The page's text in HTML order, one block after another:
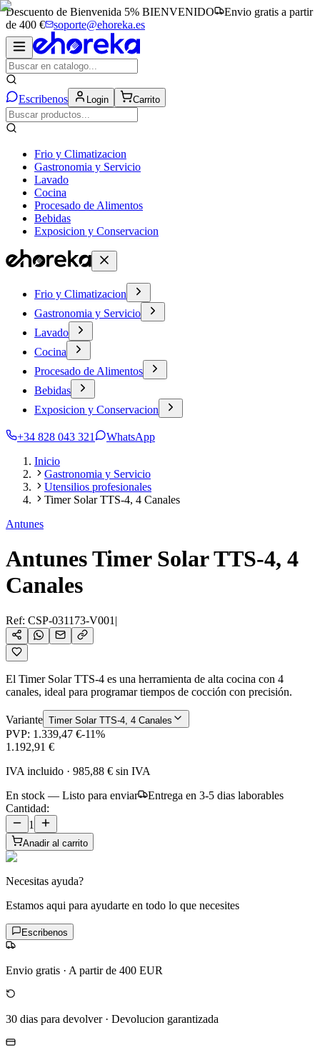
Descuento de Bienvenida 5% BIENVENIDO
Envio gratis a partir
de 400 €
soporte@ehoreka.es
Escribenos Login Carrito
Frio y Climatizacion
Gastronomia y Servicio
Lavado
Cocina
Procesado de Alimentos
Bebidas
Exposicion y Conservacion
Frio y Climatizacion
Gastronomia y Servicio
Lavado
Cocina
Procesado de Alimentos
Bebidas
Exposicion y Conservacion
+34 828 043 321
WhatsApp
Inicio
Gastronomia y Servicio
Utensilios profesionales
Timer Solar TTS-4, 4 Canales
Antunes
Antunes Timer Solar TTS-4, 4
Canales
Ref: CSP-031173-V001 |
El Timer Solar TTS-4 es una herramienta de alta cocina con 4
canales, ideal para programar tiempos de cocción con precisión.
Variante Timer Solar TTS-4, 4 Canales
PVP: 1.339,47 €-11%
1.192,91 €
IVA incluido · 985,88 € sin IVA
En stock — Listo para enviar
Entrega en 3-5 dias laborables
Cantidad:
1
Anadir al carrito
Necesitas ayuda?
Estamos aqui para ayudarte en todo lo que necesites
Escribenos
Envio gratis · A partir de 400 EUR
30 dias para devolver· Devolucion garantizada